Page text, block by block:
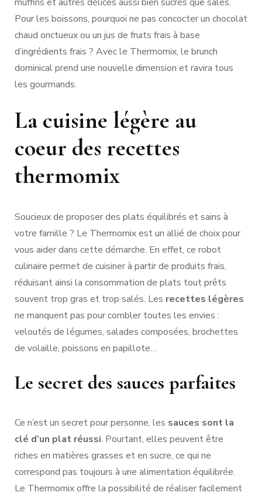
Pour les boissons, pourquoi ne pas concocter un chocolat
chaud onctueux ou un jus de fruits frais à base
d’ingrédients frais ? Avec le Thermomix, le brunch
dominical prend une nouvelle dimension et ravira tous
les gourmands.
La cuisine légère au
coeur des recettes
thermomix
Soucieux de proposer des plats équilibrés et sains à
votre famille ? Le Thermomix est un allié de choix pour
vous aider dans cette démarche. En effet, ce robot
culinaire permet de cuisiner à partir de produits frais,
réduisant ainsi la consommation de plats tout prêts
souvent trop gras et trop salés. Les recettes légères
ne manquent pas pour combler toutes les envies :
veloutés de légumes, salades composées, brochettes
de volaille, poissons en papillote…
Le secret des sauces parfaites
Ce n’est un secret pour personne, les sauces sont la
clé d’un plat réussi. Pourtant, elles peuvent être
riches en matières grasses et en sucre, ce qui ne
correspond pas toujours à une alimentation équilibrée.
Le Thermomix offre la possibilité de réaliser facilement